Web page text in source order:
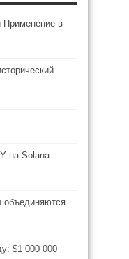
Применение в
на Solana:
объединяются
$1 000 000